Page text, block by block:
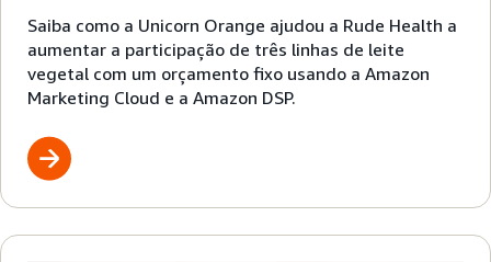
Saiba como a Unicorn Orange ajudou a Rude Health a
aumentar a participação de três linhas de leite
vegetal com um orçamento fixo usando a Amazon
Marketing Cloud e a Amazon DSP.